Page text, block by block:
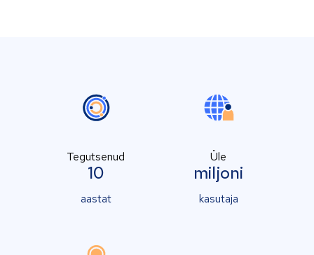
Tegutsenud
10
aastat
Üle
miljoni
kasutaja